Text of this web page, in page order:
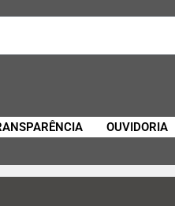
OUVIDORIA